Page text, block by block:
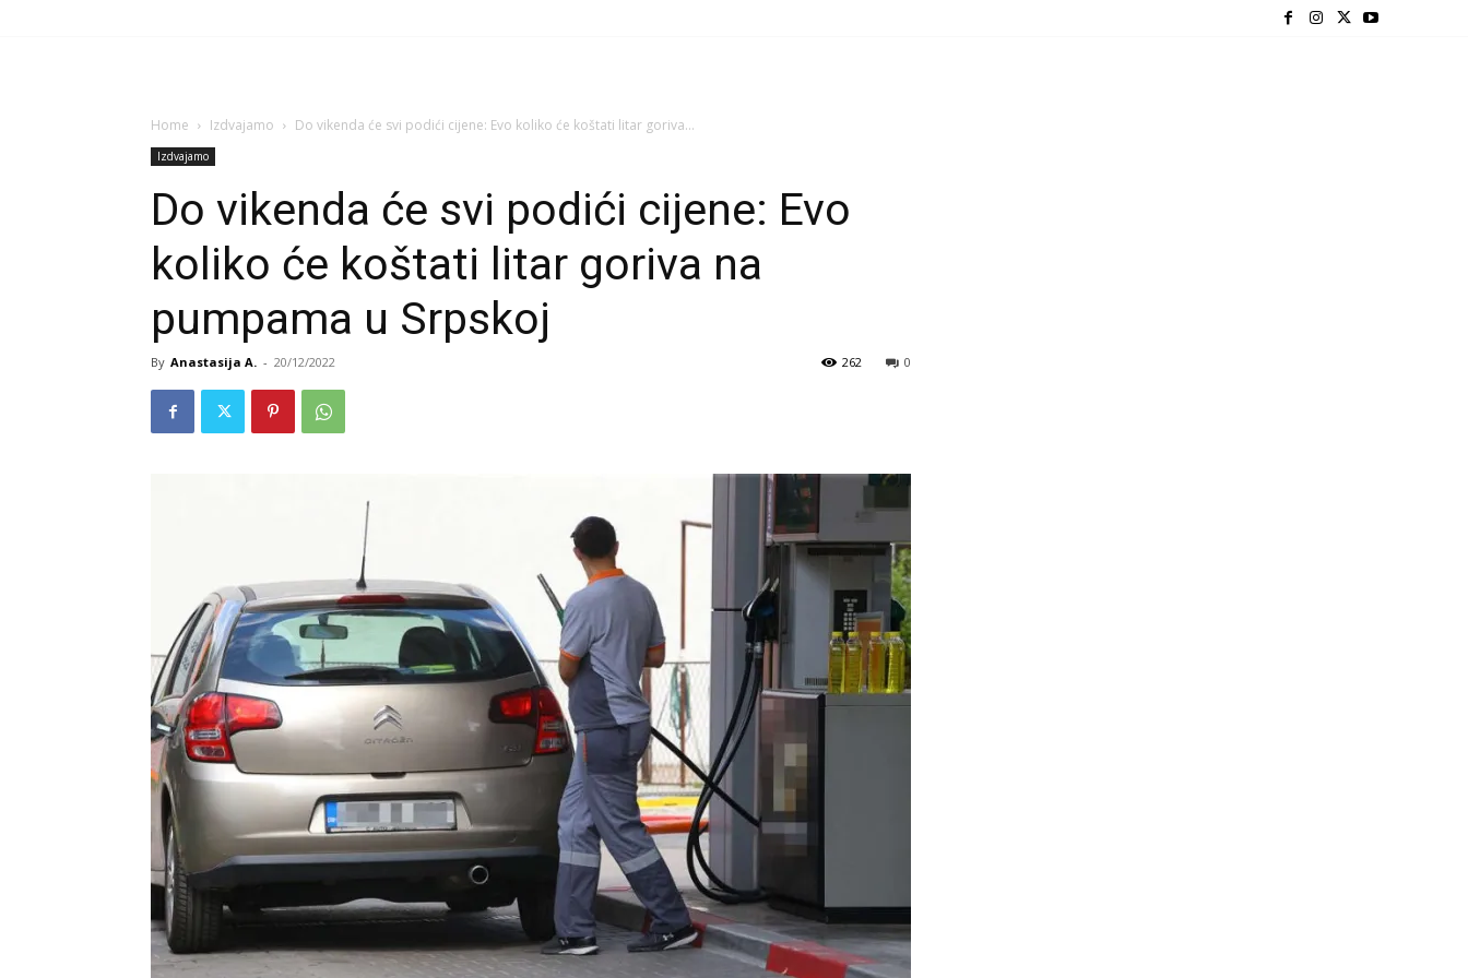
Home Izdvajamo Do vikenda će svi podići cijene: Evo koliko će koštati litar goriva...
Izdvajamo
Do vikenda će svi podići cijene: Evo
koliko će koštati litar goriva na
pumpama u Srpskoj
By Anastasija A. - 20/12/2022 0
262